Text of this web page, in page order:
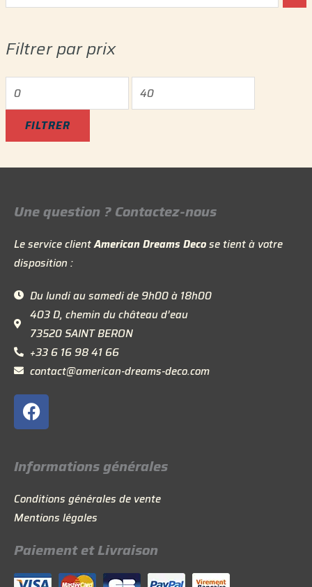
Filtrer par prix
r
x
n
r
x
FILTRER
Une question ? Contactez-nous
Le service clientAmerican Dreams Decose tient à votre
disposition :
Du lundi au samedi de 9h00 à 18h00
403 D, chemin du château d’eau
73520 SAINT BERON
+33 6 16 98 41 66
contact@american-dreams-deco.com
F
a
c
e
b
o
o
k
Informations générales
Conditions générales de vente
Mentions légales
Paiement et Livraison